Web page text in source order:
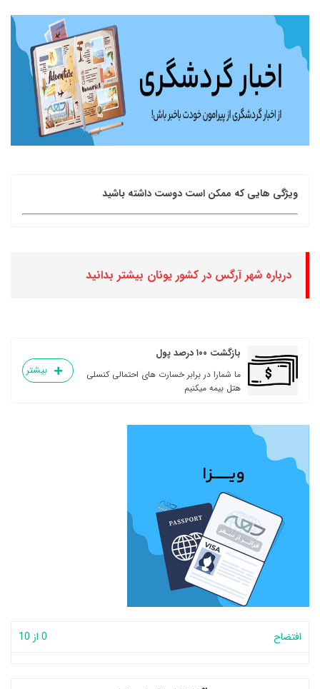
ویژگی هایی که ممکن است دوست داشته باشید
درباره شهر آرگس در کشور یونان بیشتر بدانید
بازگشت ۱۰۰ درصد پول
ما شمارا در برابر خسارت های احتمالی کنسلی
هتل بیمه میکنیم
بیشتر
افتضاح 0 از 10